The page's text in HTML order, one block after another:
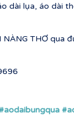
dài lụa, áo dài
THƠ qua